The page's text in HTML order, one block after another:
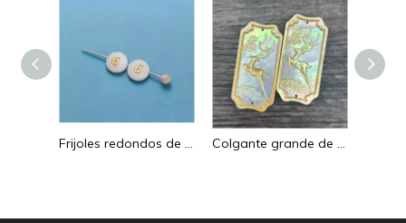
Frijoles redondos de nácar Natural para diseño de collar, corte de letras, cabujón de tamaño pequeño, fabricación de pulseras, concha de diseño Colgante grande de nácar Natural con imagen de animal, cuadrado de corte para collar con cabujón de diseño en relieve de concha amarilla